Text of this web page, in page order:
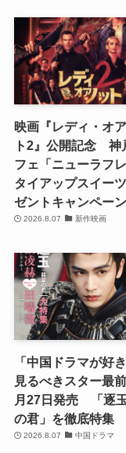
映画『レディ・オ
ト2』公開記念 神
フェ「ニューラフ
タイアップスイー
ゼントキャンペーン
2026.8.07 新作映画
「中国ドラマが好
見るべきスター最
月27日発売 「逐
の君」を徹底特集
2026.8.07 中国ドラマ